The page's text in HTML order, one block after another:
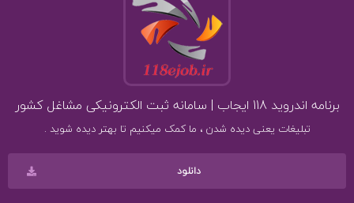
برنامه اندروید 118 ایجاب | سامانه ثبت الکترونیکی مشاغل کشور
تبلیغات یعنی دیده شدن ، ما کمک میکنیم تا بهتر دیده شوید .
دانلود